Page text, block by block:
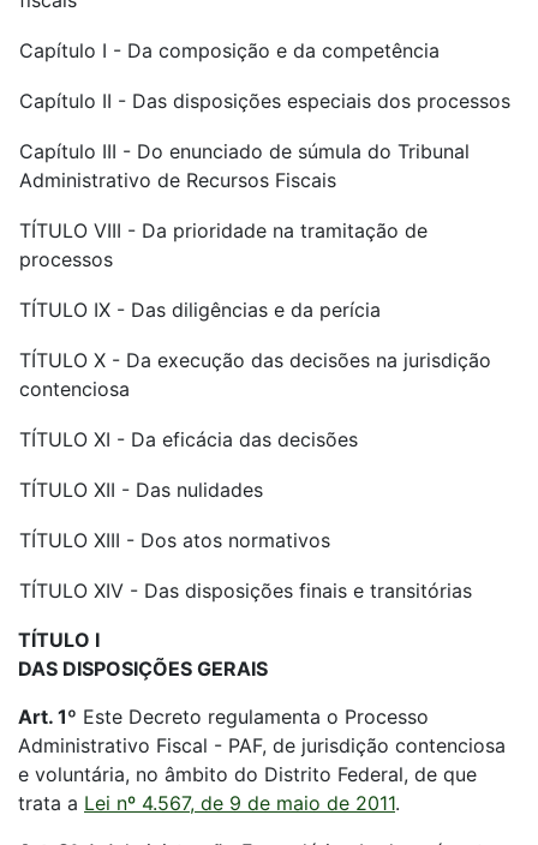
Capítulo I - Da composição e da competência
Capítulo II - Das disposições especiais dos processos
Capítulo III - Do enunciado de súmula do Tribunal
Administrativo de Recursos Fiscais
TÍTULO VIII - Da prioridade na tramitação de
processos
TÍTULO IX - Das diligências e da perícia
TÍTULO X - Da execução das decisões na jurisdição
contenciosa
TÍTULO XI - Da eficácia das decisões
TÍTULO XII - Das nulidades
TÍTULO XIII - Dos atos normativos
TÍTULO XIV - Das disposições finais e transitórias
TÍTULO I
DAS DISPOSIÇÕES GERAIS
Art. 1º Este Decreto regulamenta o Processo
Administrativo Fiscal - PAF, de jurisdição contenciosa
e voluntária, no âmbito do Distrito Federal, de que
trata a Lei nº 4.567, de 9 de maio de 2011.